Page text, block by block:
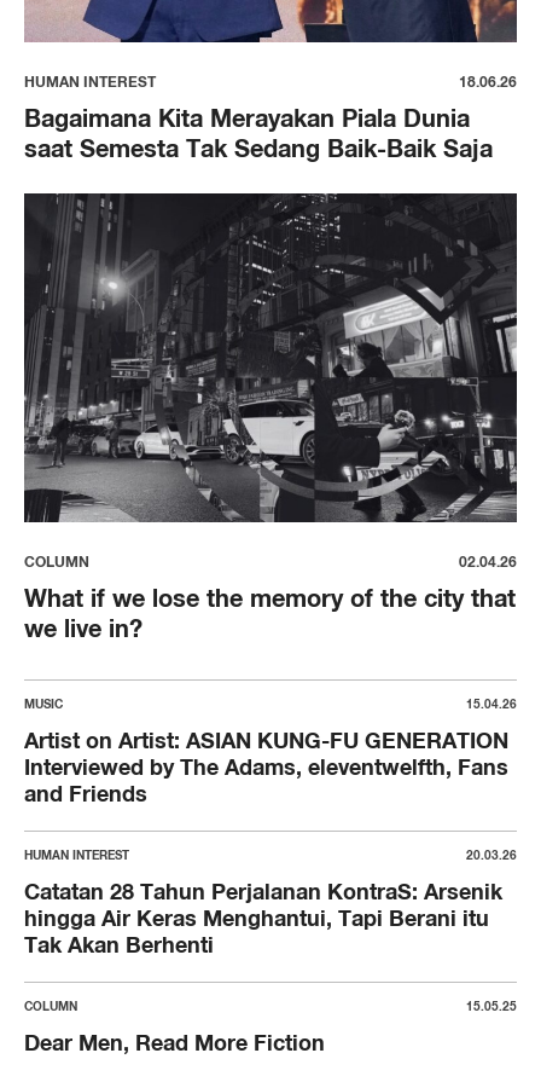
HUMAN INTEREST 18.06.26
Bagaimana Kita Merayakan Piala Dunia
saat Semesta Tak Sedang Baik-Baik Saja
COLUMN 02.04.26
What if we lose the memory of the city that
we live in?
MUSIC 15.04.26
Artist on Artist: ASIAN KUNG-FU GENERATION
Interviewed by The Adams, eleventwelfth, Fans
and Friends
HUMAN INTEREST 20.03.26
Catatan 28 Tahun Perjalanan KontraS: Arsenik
hingga Air Keras Menghantui, Tapi Berani itu
Tak Akan Berhenti
COLUMN 15.05.25
Dear Men, Read More Fiction